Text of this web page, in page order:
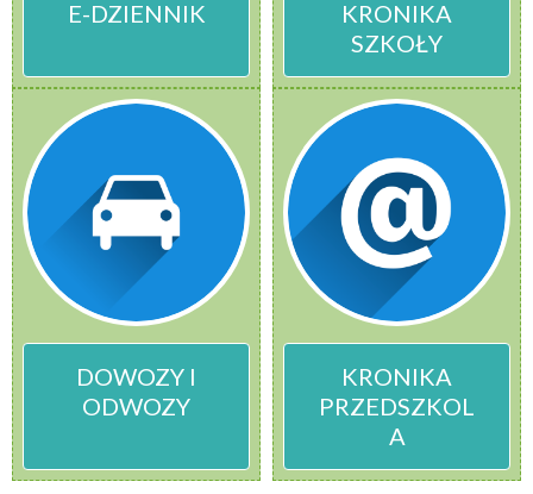
E-DZIENNIK
KRONIKA
SZKOŁY
DOWOZY I
ODWOZY
KRONIKA
PRZEDSZKOL
A